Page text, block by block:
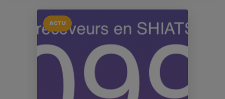
ACTU